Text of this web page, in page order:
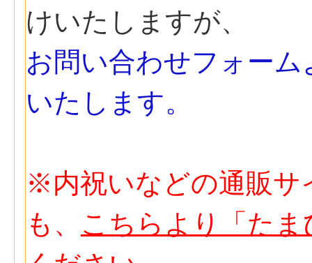
けいたしますが、
お問い合わせフォー
いたします。
※内祝いなどの通販サ
も、 こちらより「た